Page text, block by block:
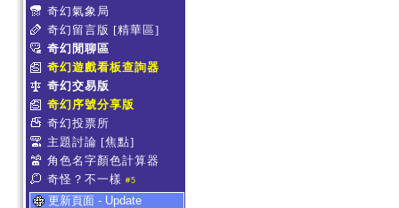
奇幻氣象局
奇幻留言版 [精華區]
奇幻閒聊區
奇幻遊戲看板查詢器
奇幻交易版
奇幻序號分享版
奇幻投票所
主題討論 [焦點]
角色名字顏色計算器
奇怪？不一樣 #5
更新頁面 - Update